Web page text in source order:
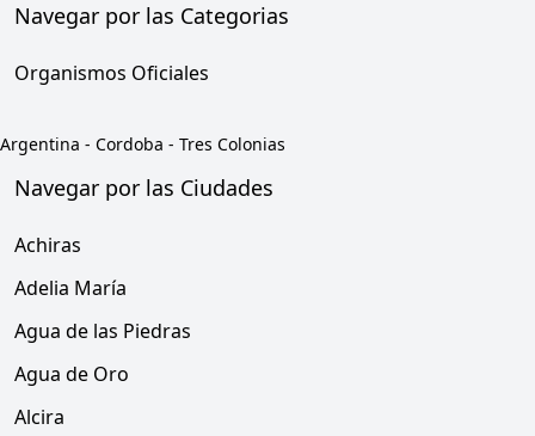
Navegar por las Categorias
Organismos Oficiales
Argentina - Cordoba - Tres Colonias
Navegar por las Ciudades
Achiras
Adelia María
Agua de las Piedras
Agua de Oro
Alcira